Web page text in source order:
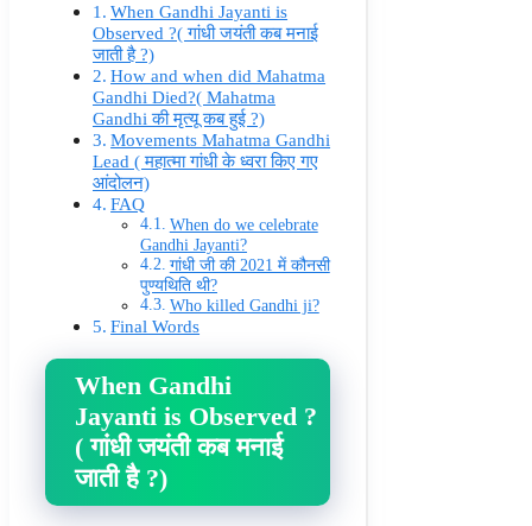
When Gandhi Jayanti is
Observed ?( गांधी जयंती कब मनाई
जाती है ?)
How and when did Mahatma
Gandhi Died?( Mahatma
Gandhi की मृत्यू कब हुई ?)
Movements Mahatma Gandhi
Lead ( महात्मा गांधी के ध्वरा किए गए
आंदोलन)
FAQ
When do we celebrate
Gandhi Jayanti?
गांधी जी की 2021 में कौनसी
पुण्यथिति थी?
Who killed Gandhi ji?
Final Words
When Gandhi
Jayanti is Observed ?
( गांधी जयंती कब मनाई
जाती है ?)